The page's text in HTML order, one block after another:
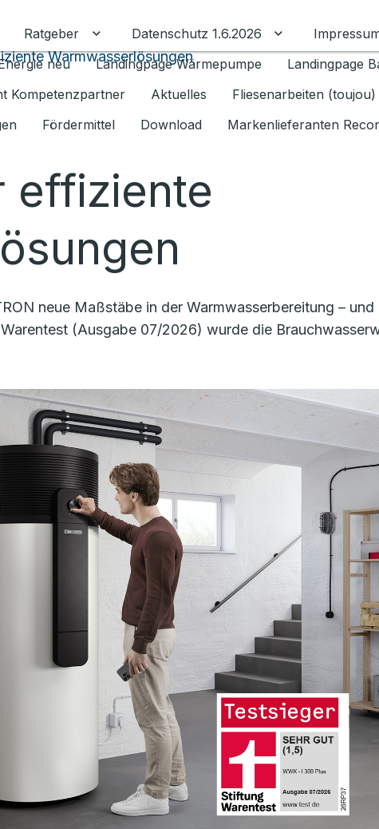
Ratgeber Untermenü für Ratgeber umschalten
Datenschutz 1.6.2026 Untermenü für
neu
Landingpage Wärmepumpe Landingpage
Kompetenzpartner
Aktuelles Fliesenarbeiten (toujou)
Fördermittel Download Markenlieferanten
Warmwasserlösungen
effiziente
neue Maßstäbe in der Warmwasserbereitung –
(Ausgabe 07/2026) wurde die